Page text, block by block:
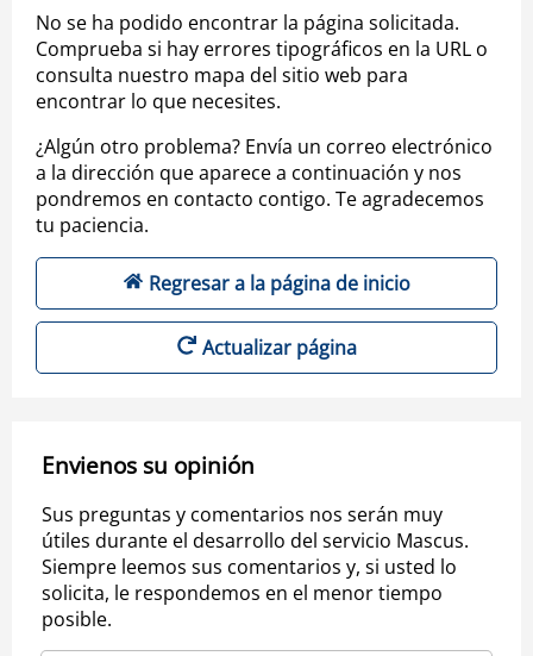
No se ha podido encontrar la página solicitada.
Comprueba si hay errores tipográficos en la URL o
consulta nuestro mapa del sitio web para
encontrar lo que necesites.
¿Algún otro problema? Envía un correo electrónico
a la dirección que aparece a continuación y nos
pondremos en contacto contigo. Te agradecemos
tu paciencia.
Regresar a la página de inicio
Actualizar página
Envienos su opinión
Sus preguntas y comentarios nos serán muy
útiles durante el desarrollo del servicio Mascus.
Siempre leemos sus comentarios y, si usted lo
solicita, le respondemos en el menor tiempo
posible.